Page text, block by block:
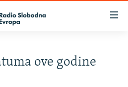
ove godine